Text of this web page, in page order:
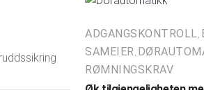
ADGANGSKONTROLL
SAMEIER
RØMNINGSKRAV